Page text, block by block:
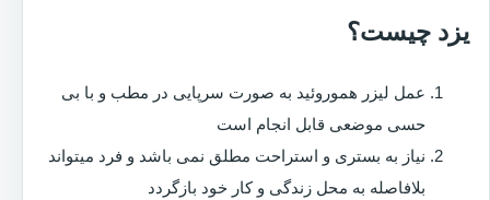
یزد چیست؟
عمل لیزر هموروئید به صورت سرپایی در مطب و با بی
حسی موضعی قابل انجام است
نیاز به بستری و استراحت مطلق نمی باشد و فرد میتواند
بلافاصله به محل زندگی و کار خود بازگردد